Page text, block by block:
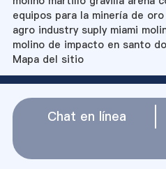
equipos para la minería de oro
agro industry suply miami
molino de impacto en santo
Mapa del sitio
Chat en línea